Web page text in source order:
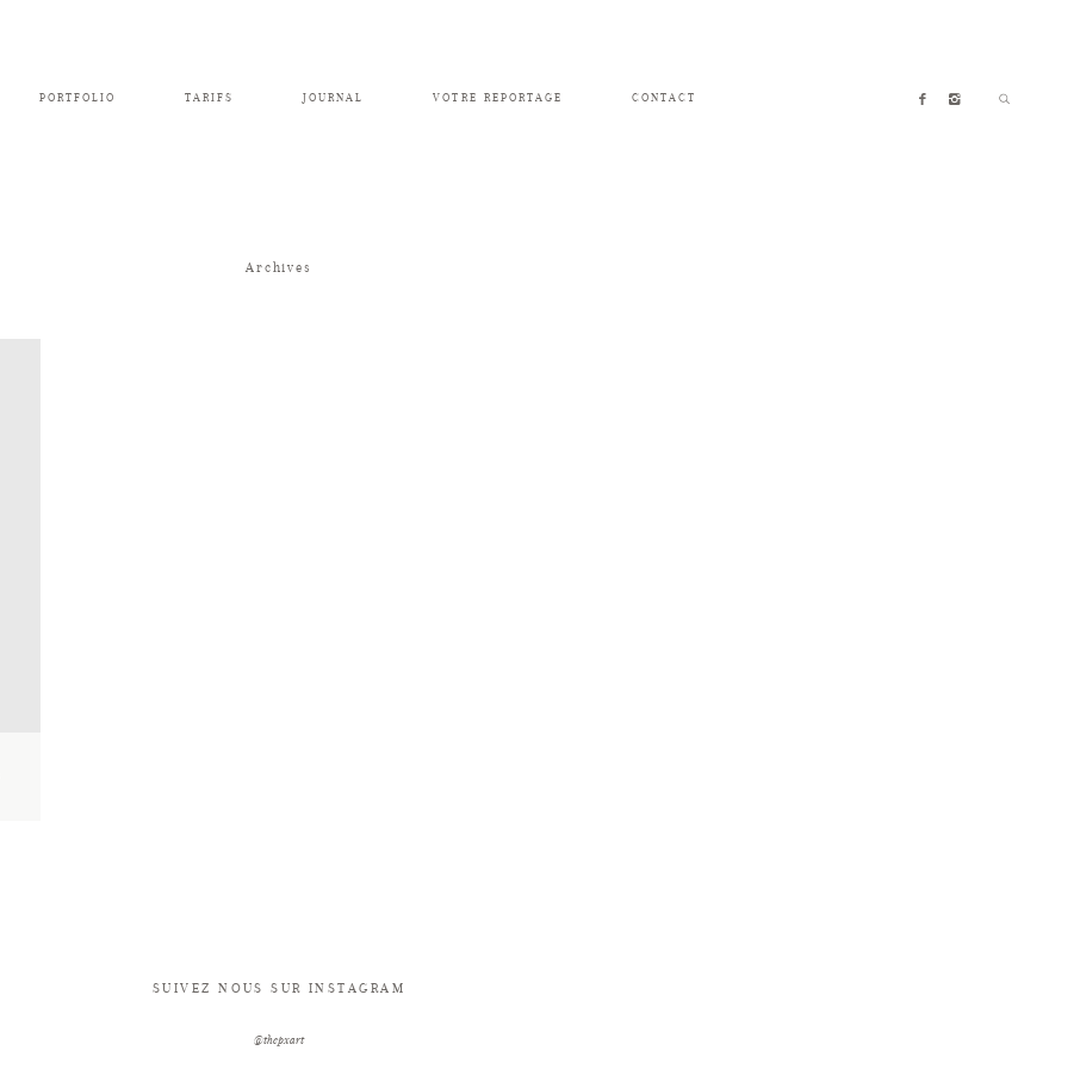
PORTFOLIO TARIFS JOURNAL VOTRE REPORTAGE CONTACT
Archives
SUIVEZ NOUS SUR INSTAGRAM
@thepxart